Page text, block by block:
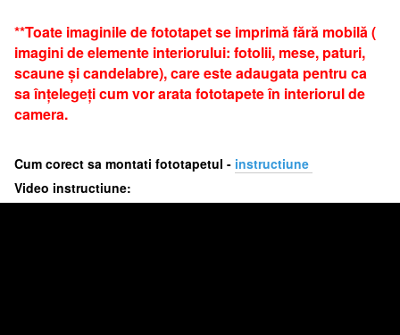
**Toate imaginile de fototapet se imprimă fără mobilă (
imagini de elemente interiorului: fotolii, mese, paturi,
scaune și candelabre), care este adaugata pentru ca
sa înțelegeți cum vor arata fototapete în interiorul de
camera.
Cum corect sa montati fototapetul - instructiune
Video instructiune: